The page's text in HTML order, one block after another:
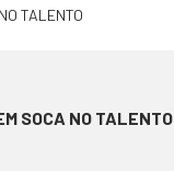
SOCA NO TALENTO